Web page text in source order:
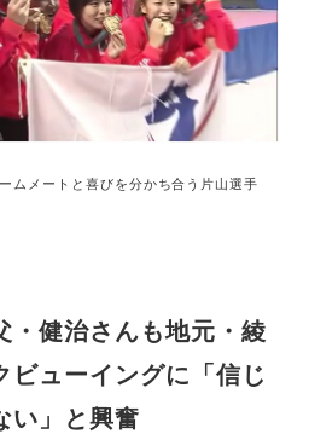
ムメートと喜びを分かち合う片山選手
健治さんも地元・綾
ビューイングに「信じ
い」と興奮